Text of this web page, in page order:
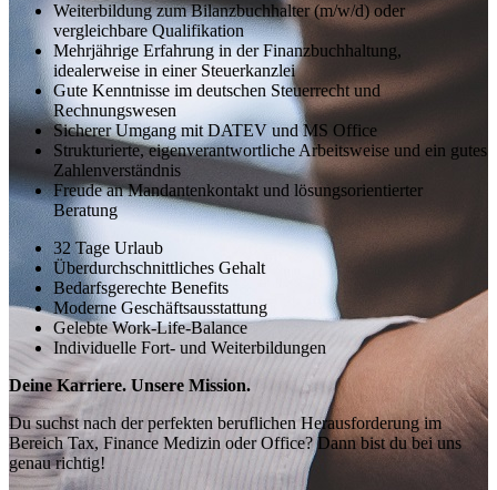
Weiterbildung zum Bilanzbuchhalter (m/w/d) oder
vergleichbare Qualifikation
Mehrjährige Erfahrung in der Finanzbuchhaltung,
idealerweise in einer Steuerkanzlei
Gute Kenntnisse im deutschen Steuerrecht und
Rechnungswesen
Sicherer Umgang mit DATEV und MS Office
Strukturierte, eigenverantwortliche Arbeitsweise und ein gutes
Zahlenverständnis
Freude an Mandantenkontakt und lösungsorientierter
Beratung
32 Tage Urlaub
Überdurchschnittliches Gehalt
Bedarfsgerechte Benefits
Moderne Geschäftsausstattung
Gelebte Work-Life-Balance
Individuelle Fort- und Weiterbildungen
Deine Karriere. Unsere Mission.
Du suchst nach der perfekten beruflichen Herausforderung im
Bereich Tax, Finance Medizin oder Office? Dann bist du bei uns
genau richtig!